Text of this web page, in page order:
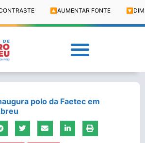
🔼 AUMENTAR FONTE 🔽
polo da Faetec em